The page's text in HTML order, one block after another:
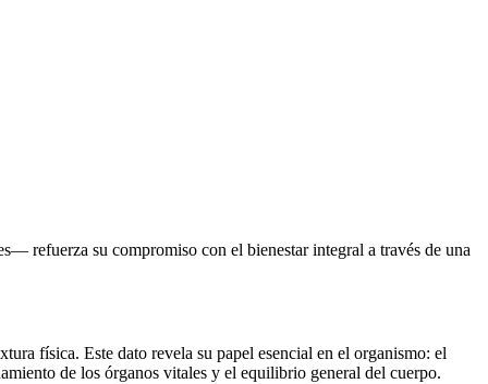
refuerza su compromiso con el bienestar integral a través de una
física. Este dato revela su papel esencial en el organismo: el
de los órganos vitales y el equilibrio general del cuerpo.